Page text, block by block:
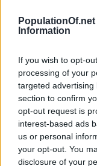
PopulationOf.net
Information
If you wish to opt-
processing of your
targeted
section to confirm
opt-out request is
interest-based ads
us or personal
your opt-out. You
disclosure of your
2015 12 475
2010 10 025
2005 10 115
2000 10 042
2025 0
2030 13 000
2035 13 000
2040 13 000